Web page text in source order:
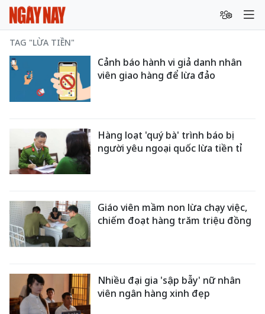
TAG "LỪA TIỀN"
Cảnh báo hành vi giả danh nhân
viên giao hàng để lừa đảo
Hàng loạt 'quý bà' trình báo bị
người yêu ngoại quốc lừa tiền tỉ
Giáo viên mầm non lừa chạy việc,
chiếm đoạt hàng trăm triệu đồng
Nhiều đại gia 'sập bẫy' nữ nhân
viên ngân hàng xinh đẹp